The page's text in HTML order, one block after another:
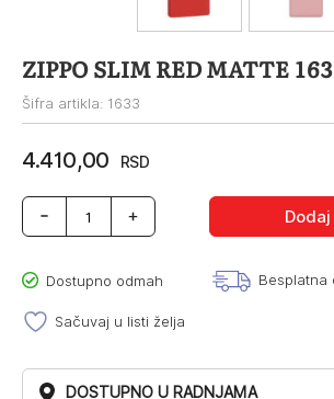
ZIPPO SLIM RED MATTE
Šifra artikla: 1633
4.410,00 RSD
ZIPPO
SLIM
MATTE
1633
količina
Dostupno odmah Besplatna
Sačuvaj u listi želja
DOSTUPNO U RADNJAMA